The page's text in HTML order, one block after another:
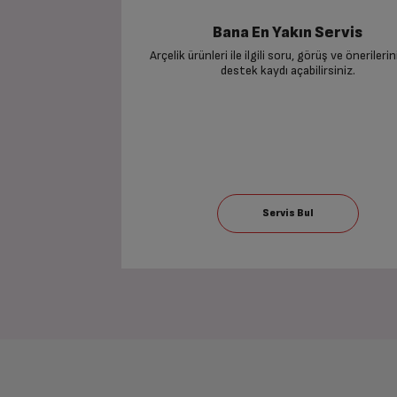
Bana En Yakın Servis
Arçelik ürünleri ile ilgili soru, görüş ve
destek kaydı açabilirsiniz.